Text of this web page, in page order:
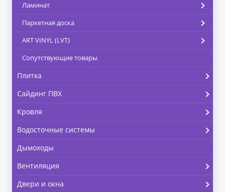
Ламинат
Паркетная доска
ART VINYL (LVT)
Сопутствующие товары
Плитка
Сайдинг ПВХ
Кровля
Водосточные системы
Дымоходы
Вентиляция
Двери и окна